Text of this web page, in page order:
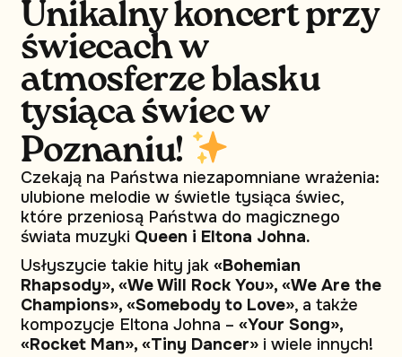
Unikalny koncert przy
świecach w
atmosferze blasku
tysiąca świec w
Poznaniu!
Czekają na Państwa niezapomniane wrażenia:
ulubione melodie w świetle tysiąca świec,
które przeniosą Państwa do magicznego
świata muzyki Queen i Eltona Johna.
Usłyszycie takie hity jak «Bohemian
Rhapsody», «We Will Rock You», «We Are the
Champions», «Somebody to Love», a także
kompozycje Eltona Johna – «Your Song»,
«Rocket Man», «Tiny Dancer»i wiele innych!